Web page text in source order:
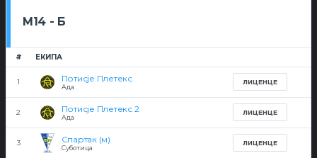
М14 - Б
# ЕКИПА
1 Потисје Плетекс
Ада
ЛИЦЕНЦЕ
2 Потисје Плетекс 2
Ада
ЛИЦЕНЦЕ
3 Спартак (м)
Суботица
ЛИЦЕНЦЕ